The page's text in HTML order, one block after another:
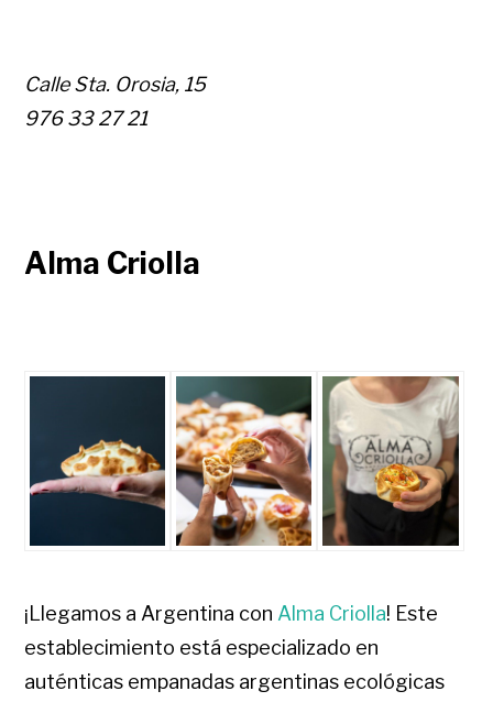
Calle Sta. Orosia, 15
976 33 27 21
Alma Criolla
¡Llegamos a Argentina con Alma Criolla! Este
establecimiento está especializado en
auténticas empanadas argentinas ecológicas